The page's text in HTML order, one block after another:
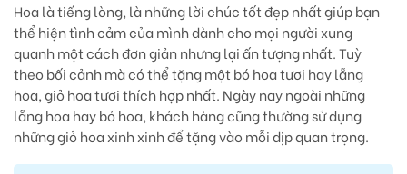
Hoa là tiếng lòng, là những lời chúc tốt đẹp nhất giúp bạn
thể hiện tình cảm của mình dành cho mọi người xung
quanh một cách đơn giản nhưng lại ấn tượng nhất. Tuỳ
theo bối cảnh mà có thể tặng một bó hoa tươi hay lẵng
hoa, giỏ hoa tươi thích hợp nhất. Ngày nay ngoài những
lẵng hoa hay bó hoa, khách hàng cũng thường sử dụng
những giỏ hoa xinh xinh để tặng vào mỗi dịp quan trọng.